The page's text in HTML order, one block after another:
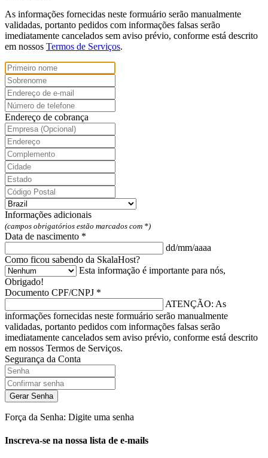
As informações fornecidas neste formuário serão manualmente
validadas, portanto pedidos com informações falsas serão
imediatamente cancelados sem aviso prévio, conforme está descrito
em nossos Termos de Serviços.
Endereço de cobrança
Informações adicionais
(campos obrigatórios estão marcados com *)
Data de nascimento *
dd/mm/aaaa
Como ficou sabendo da SkalaHost?
Esta informação é importante para nós,
Obrigado!
Documento CPF/CNPJ *
ATENÇÃO: As
informações fornecidas neste formuário serão manualmente
validadas, portanto pedidos com informações falsas serão
imediatamente cancelados sem aviso prévio, conforme está descrito
em nossos Termos de Serviços.
Segurança da Conta
Gerar Senha
Força da Senha: Digite uma senha
Inscreva-se na nossa lista de e-mails